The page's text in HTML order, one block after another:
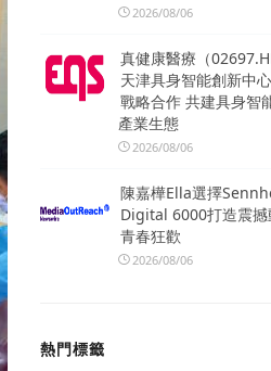
2026/08/06
真健康醫療（
天津具身智能創新中
戰略合作 共建具身智
產業生態
2026/08/06
陳嘉樺Ella選擇
Digital 6000打造震撼
青春狂歡
2026/08/06
熱門標籤